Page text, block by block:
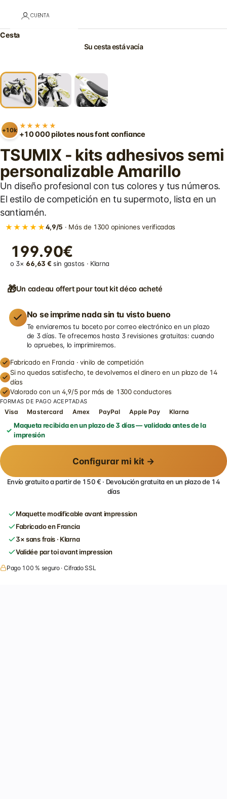
CUENTA
Cesta
Su cesta está vacía
+10k
★★★★★
+10 000 pilotes nous font confiance
TSUMIX - kits adhesivos semi
personalizable Amarillo
Un diseño profesional con tus colores y tus números.
El estilo de competición en tu supermoto, lista en un
santiamén.
★★★★★4,9/5 · Más de 1300 opiniones verificadas
199.90€
o 3× 66,63 € sin gastos · Klarna
🎁Un cadeau offert pour tout kit déco acheté
No se imprime nada sin tu visto bueno
Te enviaremos tu boceto por correo electrónico en un plazo
de 3 días. Te ofrecemos hasta 3 revisiones gratuitas: cuando
lo apruebes, lo imprimiremos.
Fabricado en Francia · vinilo de competición
Si no quedas satisfecho, te devolvemos el dinero en un plazo de 14
días
Valorado con un 4,9/5 por más de 1300 conductores
FORMAS DE PAGO ACEPTADAS
Visa Mastercard Amex PayPal Apple Pay Klarna
Maqueta recibida en un plazo de 3 días — validada antes de la
impresión
Configurar mi kit →
Envío gratuito a partir de 150 € · Devolución gratuita en un plazo de 14
días
Maquette modificable avant impression
Fabricado en Francia
3× sans frais · Klarna
Validée par toi avant impression
Pago 100 % seguro · Cifrado SSL